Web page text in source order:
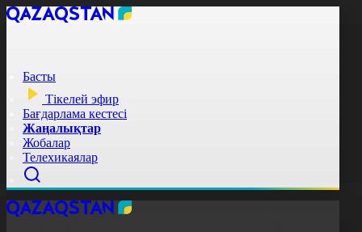
Басты
Тікелей эфир
Бағдарлама кестесі
Жаңалықтар
Жобалар
Телехикаялар